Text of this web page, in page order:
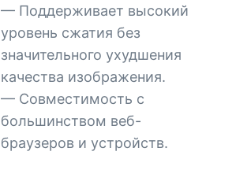
— Поддерживает высокий
уровень сжатия без
значительного ухудшения
качества изображения.
— Совместимость с
большинством веб-
браузеров и устройств.